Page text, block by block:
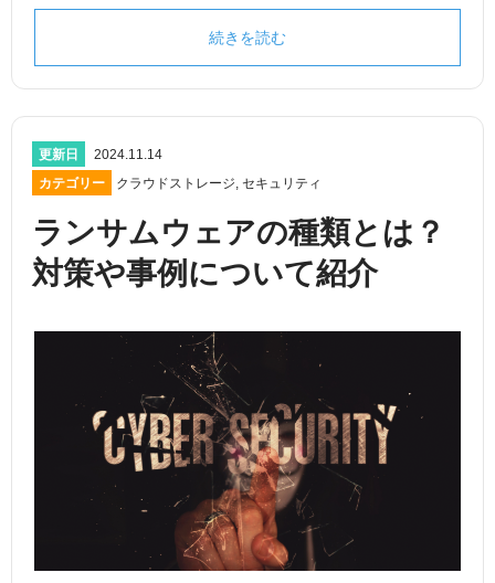
続きを読む
更新日
2024.11.14
カテゴリー
クラウドストレージ, セキュリティ
ランサムウェアの種類とは？
対策や事例について紹介